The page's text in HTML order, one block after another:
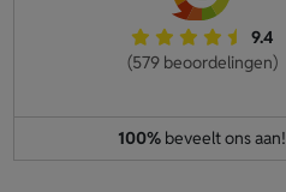
9.4
(579 beoordelingen)
100% beveelt ons aan!